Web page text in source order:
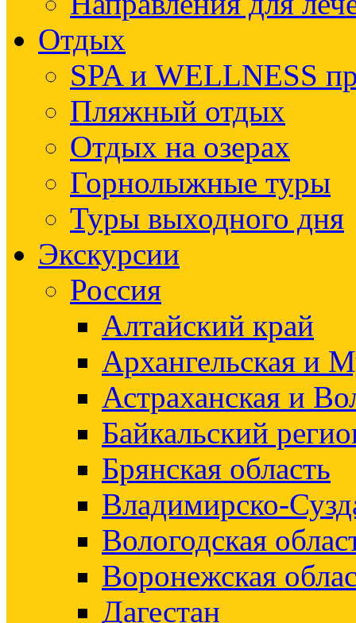
Отдых
SPA и WELLNESS
Пляжный отдых
Отдых на озерах
Горнолыжные туры
Туры выходного дня
Экскурсии
Россия
Алтайский край
Архангельская и
Астраханская и
Байкальский
Брянская область
Владимирско-
Вологодская
Воронежская
Дагестан